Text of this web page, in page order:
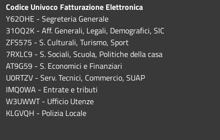
Codice Univoco Fatturazione Elettronica
Y62OHE - Segreteria Generale
31OQ2K - Aff. Generali, Legali, Demografici, SIC
ZFS575 - S. Culturali, Turismo, Sport
7RXLC9 - S. Sociali, Scuola, Politiche della casa
AT9G59 - S. Economici e Finanziari
U0RTZV - Serv. Tecnici, Commercio, SUAP
IMQ0WA - Entrate e tributi
W3UWWT - Ufficio Utenze
KLGVQH - Polizia Locale